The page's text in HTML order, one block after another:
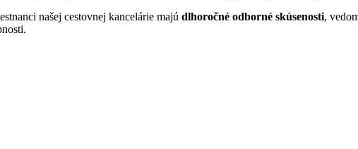
našej cestovnej kancelárie majú dlhoročné odborné skúsenosti,